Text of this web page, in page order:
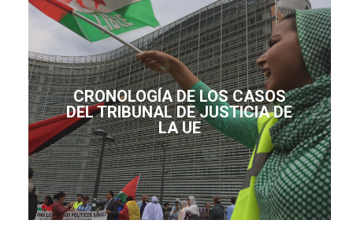
CRONOLOGÍA DE LOS CASOS
DEL TRIBUNAL DE JUSTICIA DE
LA UE